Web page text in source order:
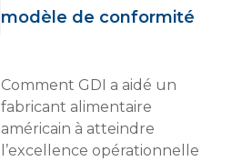
modèle de conformité
Comment GDI a aidé un
fabricant alimentaire
américain à atteindre
l’excellence opérationnelle